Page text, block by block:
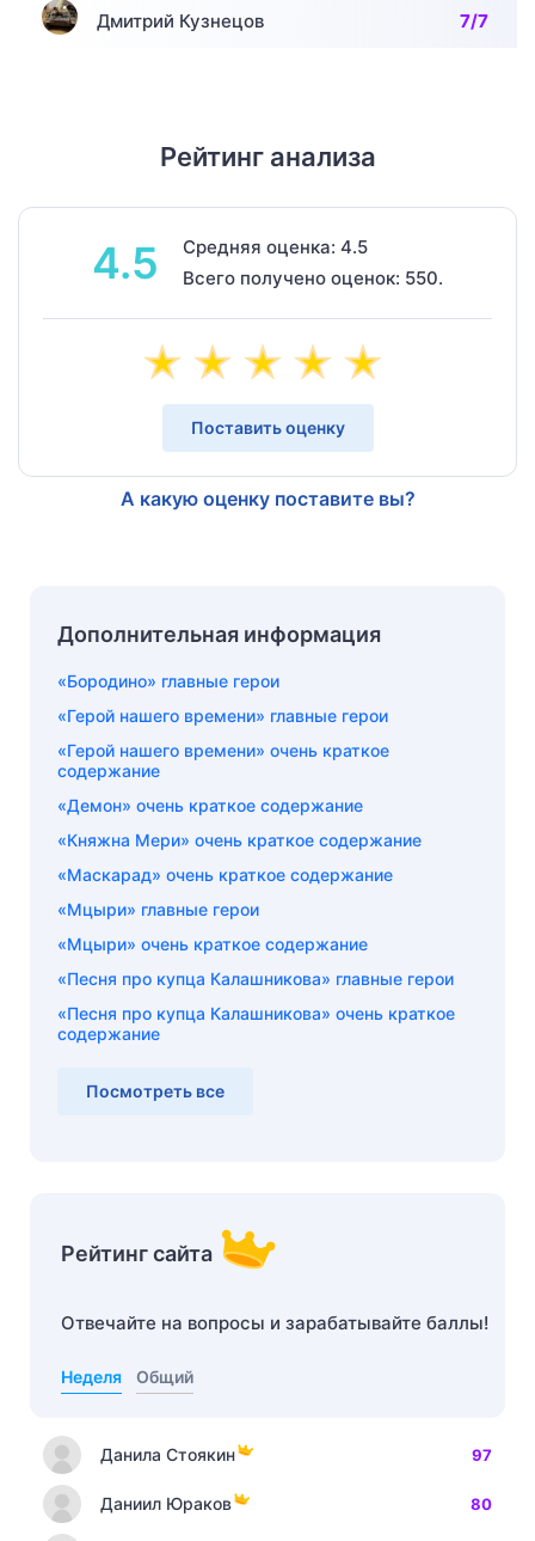
Дмитрий Кузнецов 7/7
Рейтинг анализа
4.5
Средняя оценка: 4.5
Всего получено оценок: 550.
Поставить оценку
А какую оценку поставите вы?
Дополнительная информация
«Бородино» главные герои
«Герой нашего времени» главные герои
«Герой нашего времени» очень краткое
содержание
«Демон» очень краткое содержание
«Княжна Мери» очень краткое содержание
«Маскарад» очень краткое содержание
«Мцыри» главные герои
«Мцыри» очень краткое содержание
«Песня про купца Калашникова» главные герои
«Песня про купца Калашникова» очень краткое
содержание
Посмотреть все
Рейтинг сайта
Отвечайте на вопросы и зарабатывайте баллы!
Неделя Общий
Данила Стоякин 97
Даниил Юраков 80